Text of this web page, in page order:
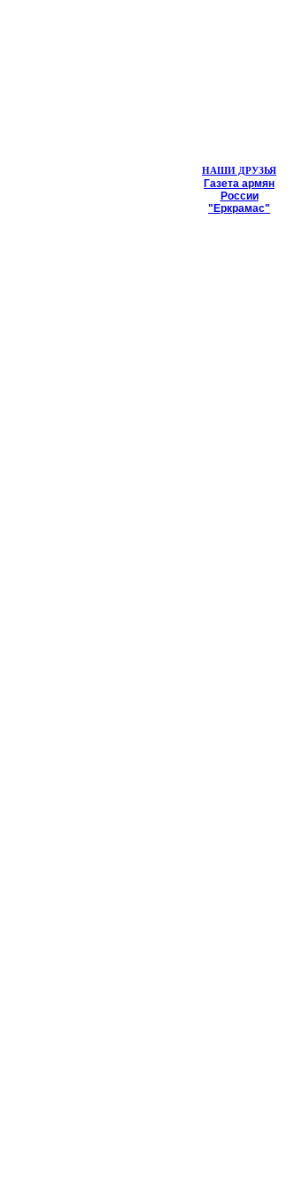
НАШИ ДРУЗЬЯ
Газета армян
России
"Еркрамас"